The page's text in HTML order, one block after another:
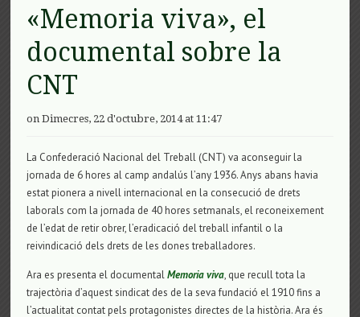
«Memoria viva», el
documental sobre la
CNT
on Dimecres, 22 d'octubre, 2014 at 11:47
La Confederació Nacional del Treball (CNT) va aconseguir la
jornada de 6 hores al camp andalús l’any 1936. Anys abans havia
estat pionera a nivell internacional en la consecució de drets
laborals com la jornada de 40 hores setmanals, el reconeixement
de l’edat de retir obrer, l’eradicació del treball infantil o la
reivindicació dels drets de les dones treballadores.
Ara es presenta el documentalMemoria viva, que recull tota la
trajectòria d’aquest sindicat des de la seva fundació el 1910 fins a
l’actualitat contat pels protagonistes directes de la història. Ara és